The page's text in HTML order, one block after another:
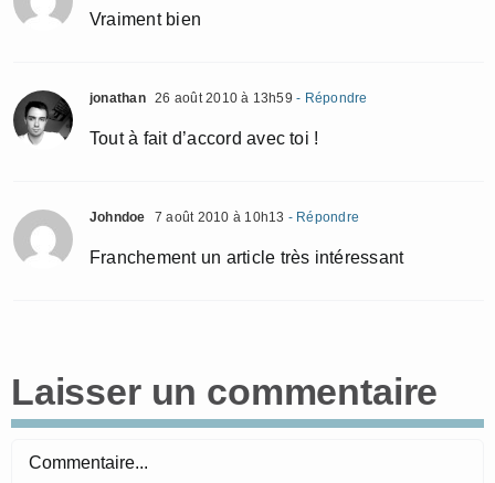
Vraiment bien
jonathan 26 août 2010 à 13h59 - Répondre
Tout à fait d’accord avec toi !
Johndoe 7 août 2010 à 10h13 - Répondre
Franchement un article très intéressant
Laisser un commentaire
Commentaire